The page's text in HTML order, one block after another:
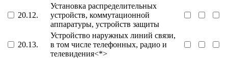
20.12.
Установка распределительных
устройств, коммутационной
аппаратуры, устройств защиты
20.13.
Устройство наружных линий связи,
в том числе телефонных, радио и
телевидения<*>